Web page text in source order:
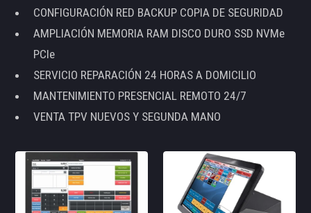
CONFIGURACIÓN RED BACKUP COPIA DE SEGURIDAD
AMPLIACIÓN MEMORIA RAM DISCO DURO SSD NVMe
PCIe
SERVICIO REPARACIÓN 24 HORAS A DOMICILIO
MANTENIMIENTO PRESENCIAL REMOTO 24/7
VENTA TPV NUEVOS Y SEGUNDA MANO